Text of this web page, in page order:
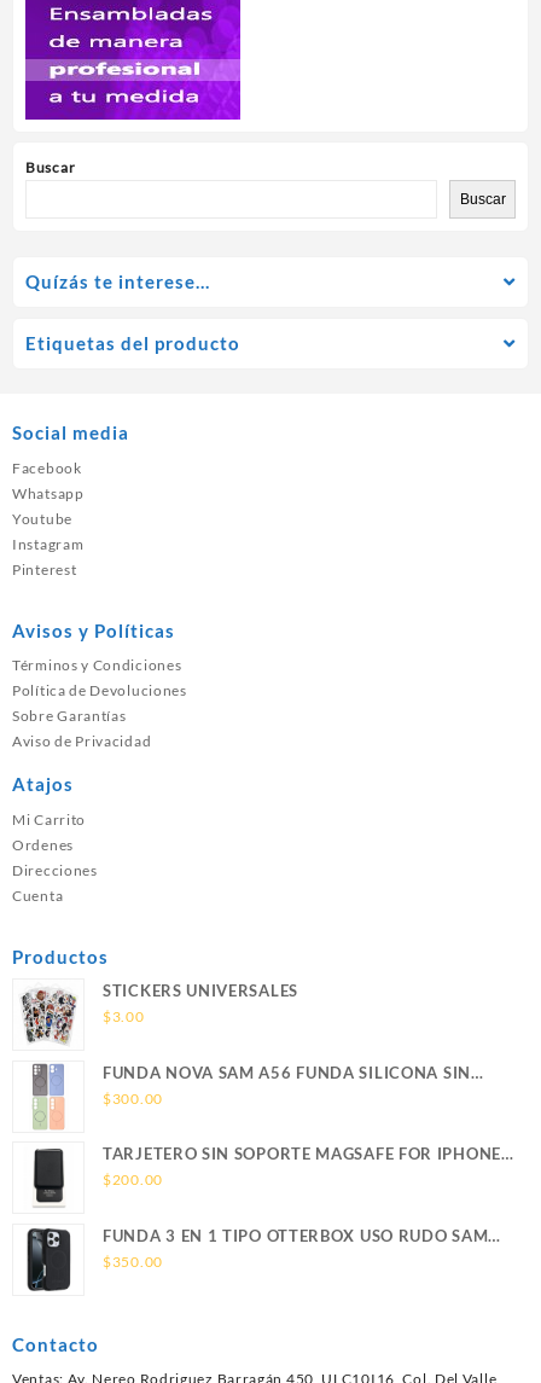
Buscar
Buscar
Quízás te interese…
Etiquetas del producto
Social media
Facebook
Whatsapp
Youtube
Instagram
Pinterest
Avisos y Políticas
Términos y Condiciones
Política de Devoluciones
Sobre Garantías
Aviso de Privacidad
Atajos
Mi Carrito
Ordenes
Direcciones
Cuenta
Productos
STICKERS UNIVERSALES
$3.00
FUNDA NOVA SAM A56 FUNDA SILICONA SIN
SOPORTE MAGNETICO SAMSUNG
$300.00
TARJETERO SIN SOPORTE MAGSAFE FOR IPHONE
LEATHER WALLET MAGSAFE
$200.00
FUNDA 3 EN 1 TIPO OTTERBOX USO RUDO SAM
S26 ULTRA SAMSUNG S26 ULTRA
$350.00
Contacto
Ventas: Av. Nereo Rodriguez Barragán 450, ULC10I16, Col. Del Valle,